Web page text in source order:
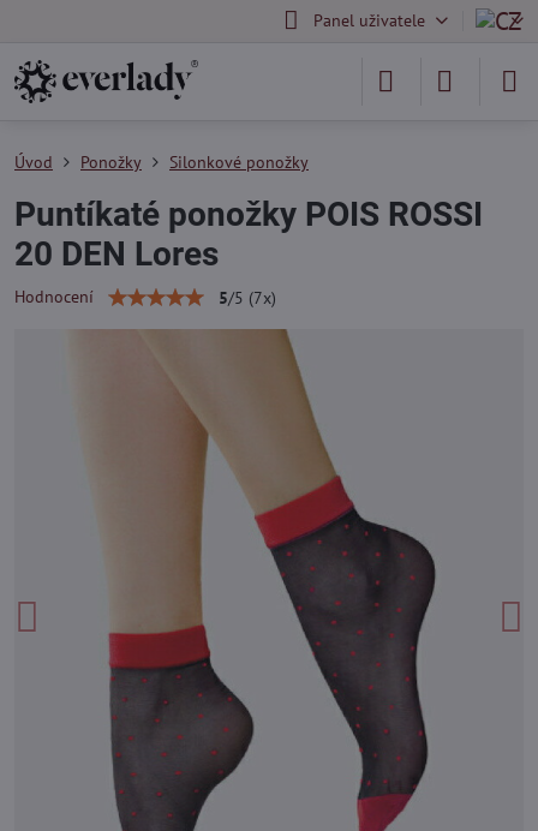
Panel uživatele
Úvod Ponožky Silonkové ponožky
Puntíkaté ponožky POIS ROSSI
20 DEN Lores
Hodnocení 5/5 (7x)